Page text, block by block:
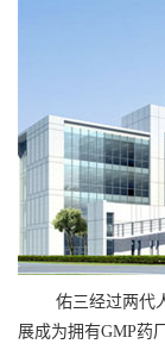
佑三经过两代
展成为拥有GMP药